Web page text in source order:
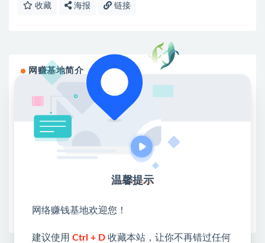
收藏 海报 链接
网赚基地简介
❤本站：本站整合多方资源站，主要面向互联网创业
类&副业类，资源丰富 物超所值。
❤能助您：找项目 + 低成本创业 + 减少信息差 + 见识
各种项目 + 提升网创认知。
❤本站为众多团队提供了重要价值，也为众多创业者
开启网络之门，广受好评！
早为您提供丰盛价值。祝您前程似锦！
温馨提示
网络赚钱基地欢迎您！
建议使用 Ctrl + D 收藏本站，让你不再错过任何